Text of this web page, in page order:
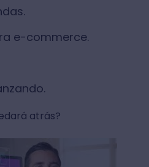
e-commerce.
atrás?